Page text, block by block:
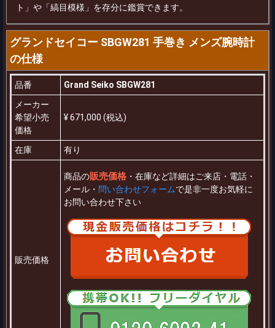
ト」や「縞目模様」を存分に鑑賞できます。
グランドセイコー SBGW281 手巻き メンズ腕時計
の仕様
品番
Grand Seiko SBGW281
メーカー
希望小売
価格
¥ 671,000 (税込)
在庫 有り
販売価格
商品の販売価格 ・在庫など詳細はご来店・電話・
メール・ 問い合わせフォームで是非一度お気軽に
お問い合わせ下さい